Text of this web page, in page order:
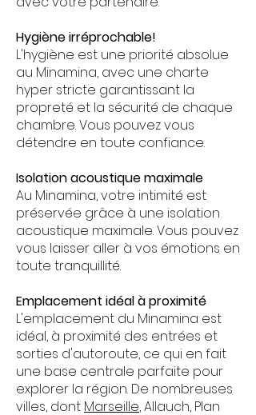
Hygiène irréprochable!
L'hygiène est une priorité absolue
au Minamina, avec une charte
hyper stricte garantissant la
propreté et la sécurité de chaque
chambre. Vous pouvez vous
détendre en toute confiance.
Isolation acoustique maximale
Au Minamina, votre intimité est
préservée grâce à une isolation
acoustique maximale. Vous pouvez
vous laisser aller à vos émotions en
toute tranquillité.
Emplacement idéal à proximité
L'emplacement du Minamina est
idéal, à proximité des entrées et
sorties d'autoroute, ce qui en fait
une base centrale parfaite pour
explorer la région. De nombreuses
villes, dont Marseille, Allauch, Plan